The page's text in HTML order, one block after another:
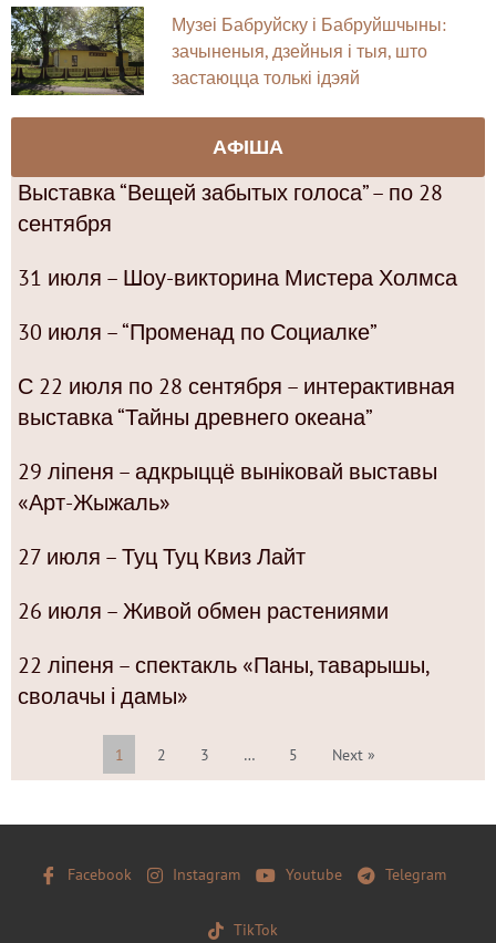
Музеі Бабруйску і Бабруйшчыны:
зачыненыя, дзейныя і тыя, што
застаюцца толькі ідэяй
АФІША
Выставка “Вещей забытых голоса” – по 28
сентября
31 июля – Шоу-викторина Мистера Холмса
30 июля – “Променад по Социалке”
С 22 июля по 28 сентября – интерактивная
выставка “Тайны древнего океана”
29 ліпеня – адкрыццё выніковай выставы
«Арт-Жыжаль»
27 июля – Туц Туц Квиз Лайт
26 июля – Живой обмен растениями
22 ліпеня – спектакль «Паны, таварышы,
сволачы і дамы»
1 2 3 … 5 Next »
Facebook Instagram Youtube Telegram
TikTok